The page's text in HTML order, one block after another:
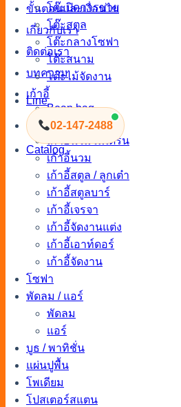
ขั้นตอนและเงื่อนไข
เกี่ยวกับเรา
ติดต่อเรา
บทความ
Line
02-147-2488
Catalog
โต๊ะปิดการขาย
โต๊ะสตูล
โต๊ะกลางโซฟา
โต๊ะสนาม
โต๊ะไม้จัดงาน
เก้าอี้
Bean bag
เก้าอี้พลาสติก
เก้าอี้นวมโมเดิร์น
เก้าอี้นวม
เก้าอี้สตูล / ลูกเต๋า
เก้าอี้สตูลบาร์
เก้าอี้เจรจา
เก้าอี้จัดงานแต่ง
เก้าอี้เอาท์ดอร์
เก้าอี้จัดงาน
โซฟา
พัดลม / แอร์
พัดลม
แอร์
บูธ / พาทิชั่น
แผ่นปูพื้น
โพเดียม
โปสเตอร์สแตน